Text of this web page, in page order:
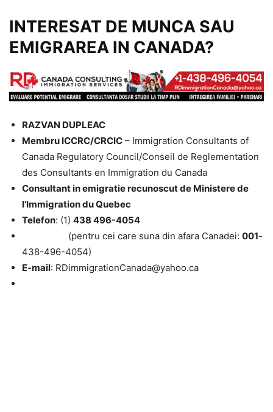
INTERESAT DE MUNCA SAU
EMIGRAREA IN CANADA?
RAZVAN DUPLEAC
Membru ICCRC/CRCIC – Immigration Consultants of
Canada Regulatory Council/Conseil de Reglementation
des Consultants en Immigration du Canada
Consultant in emigratie recunoscut de Ministere de
l’Immigration du Quebec
Telefon: (1) 438 496-4054
(pentru cei care suna din afara Canadei: 001-
438-496-4054)
E-mail: RDimmigrationCanada@yahoo.ca